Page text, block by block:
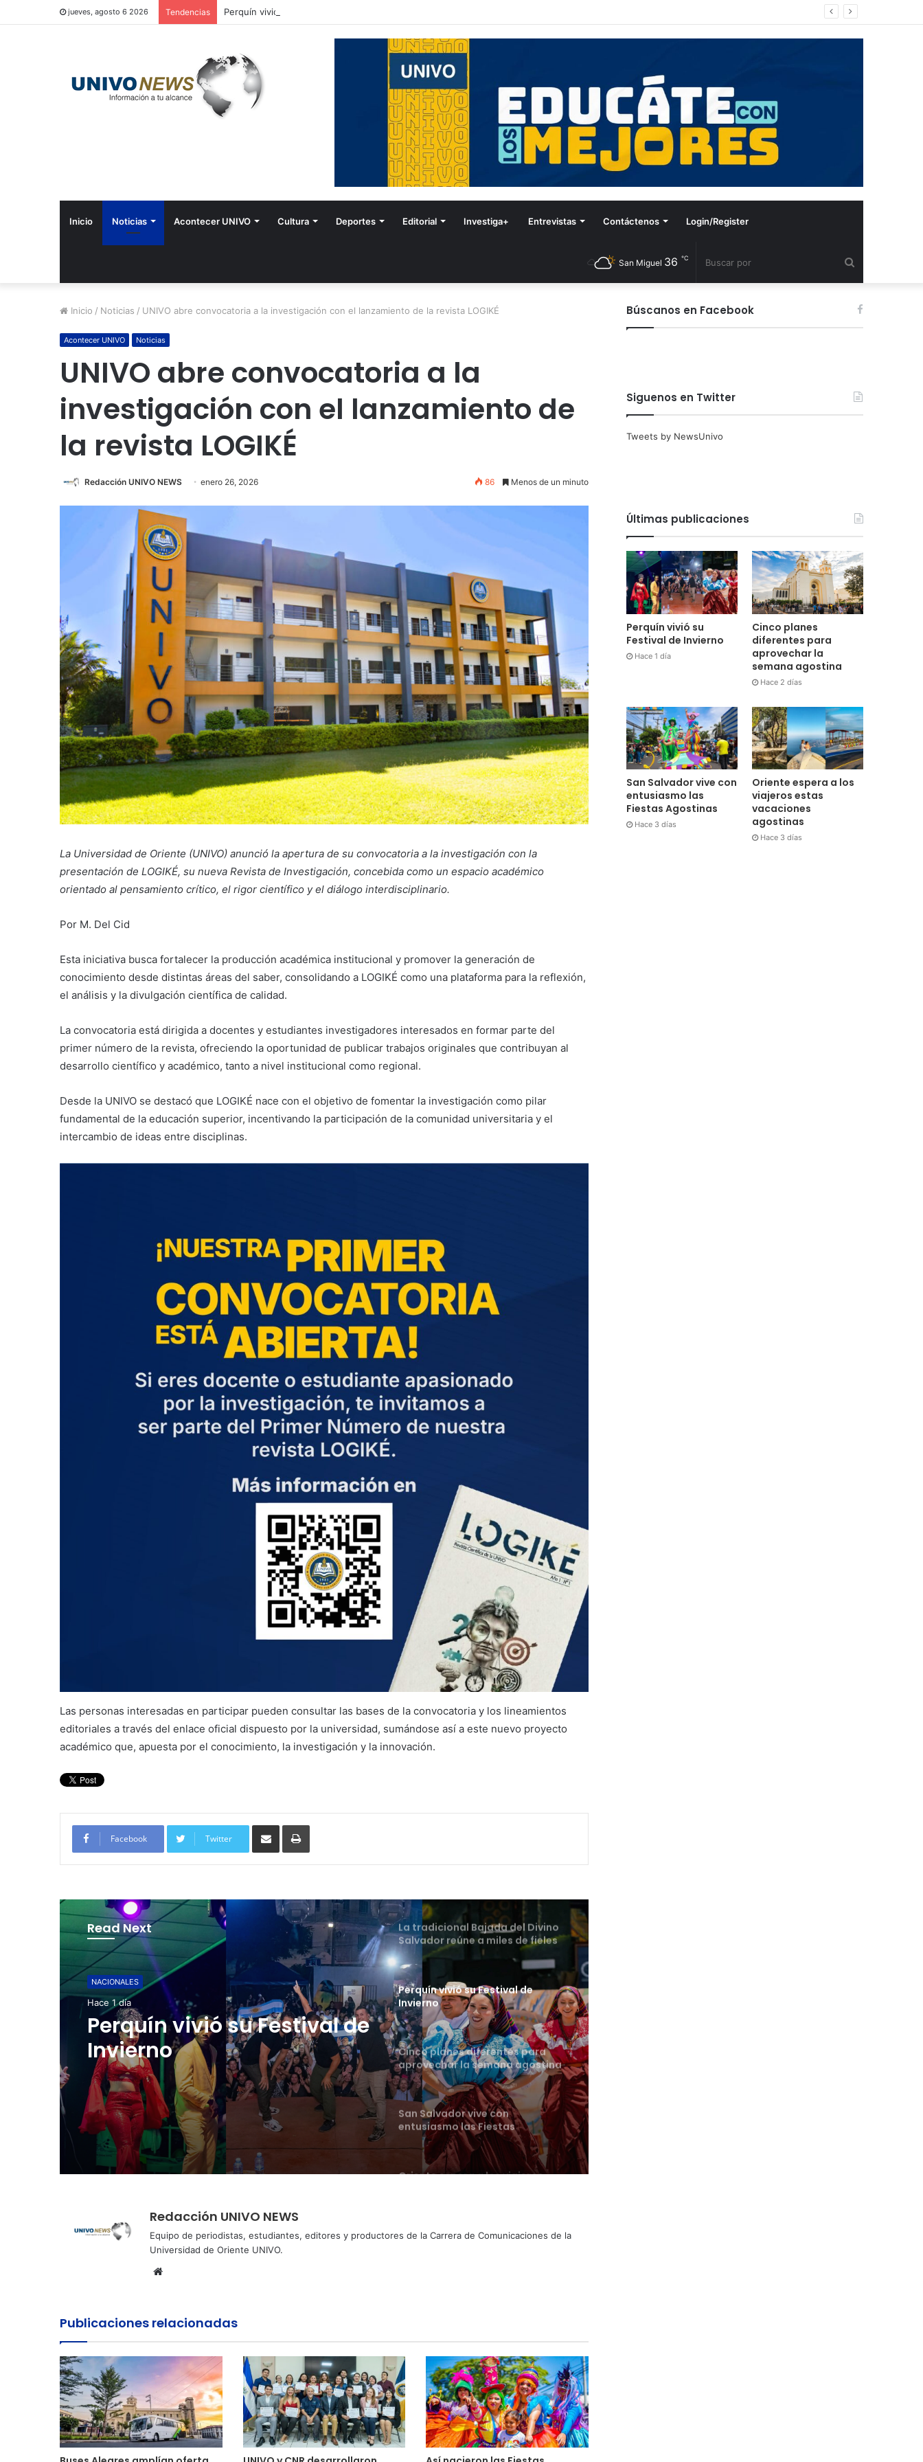
jueves, agosto 6 2026 Tendencias Perquín vivió su Festival de Invierno
Inicio Noticias Acontecer UNIVO Cultura Deportes Editorial Investiga+ Entrevistas Contáctenos Login/Register
por
San Miguel 36 ℃
Inicio / Noticias / UNIVO abre convocatoria a la investigación con el lanzamiento de la revista LOGIKÉ
Acontecer UNIVO Noticias
UNIVO abre convocatoria a la
investigación con el lanzamiento de
la revista LOGIKÉ
Redacción UNIVO NEWS enero 26, 2026 86 Menos de un minuto
La Universidad de Oriente (UNIVO) anunció la apertura de su convocatoria a la investigación con la
presentación de LOGIKÉ, su nueva Revista de Investigación, concebida como un espacio académico
orientado al pensamiento crítico, el rigor científico y el diálogo interdisciplinario.
Por M. Del Cid
Esta iniciativa busca fortalecer la producción académica institucional y promover la generación de
conocimiento desde distintas áreas del saber, consolidando a LOGIKÉ como una plataforma para la reflexión,
el análisis y la divulgación científica de calidad.
La convocatoria está dirigida a docentes y estudiantes investigadores interesados en formar parte del
primer número de la revista, ofreciendo la oportunidad de publicar trabajos originales que contribuyan al
desarrollo científico y académico, tanto a nivel institucional como regional.
Desde la UNIVO se destacó que LOGIKÉ nace con el objetivo de fomentar la investigación como pilar
fundamental de la educación superior, incentivando la participación de la comunidad universitaria y el
intercambio de ideas entre disciplinas.
Las personas interesadas en participar pueden consultar las bases de la convocatoria y los lineamientos
editoriales a través del enlace oficial dispuesto por la universidad, sumándose así a este nuevo proyecto
académico que, apuesta por el conocimiento, la investigación y la innovación.
Facebook Twitter
Compartir por correo electrónicoImprimir
Read Next
NACIONALES
Hace 1 día
Perquín vivió su Festival de
Invierno
NACIONALES
Hace 2 días
Cinco planes diferentes
para aprovechar la
semana agostina
Suben los precios de los
combustibles
Peregrinación Camino de San
Óscar Romero inicia recorrido
hacia Ciudad Barrios
UNIVO fortalece la formación de
los futuros periodistas
prácticas en su Laboratorio de
Comunicaciones
Licenciatura en Turismo de la
UNIVO forma profesionales con
profesionales del futuro
La tradicional Bajada del Divino
Perquín vivió su Festival de
Invierno
Cinco planes diferentes para
aprovechar la semana agostina
San Salvador vive con
entusiasmo las Fiestas
Agostinas
Oriente espera a los viajeros
estas vacaciones agostinas
Suben los precios de los
Peregrinación Camino de San
prácticas en su Laboratorio de
Licenciatura en Turismo de la
UNIVO forma profesionales con
una preparación práctica e
integral
La universidad que forma a los
profesionales del futuro
Redacción UNIVO NEWS
Equipo de periodistas, estudiantes, editores y productores de la Carrera de Comunicaciones de la
Universidad de Oriente UNIVO.
Sitio
Publicaciones relacionadas
Búscanos en Facebook
Siguenos en Twitter
Tweets by NewsUnivo
Últimas publicaciones
Perquín vivió su
Festival de Invierno
Hace 1 día
Cinco planes
diferentes para
aprovechar la
semana agostina
Hace 2 días
San Salvador vive con
entusiasmo las
Fiestas Agostinas
Hace 3 días
Oriente espera a los
viajeros estas
vacaciones
agostinas
Hace 3 días